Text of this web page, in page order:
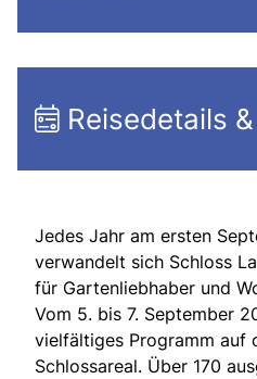
Reisedetails
Jedes Jahr am ersten
verwandelt sich Schloss
für Gartenliebhaber und
Vom 5. bis 7. September
vielfältiges Programm auf
Schlossareal. Über 170